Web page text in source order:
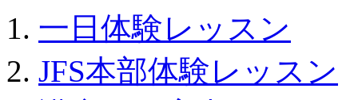
一日体験レッスン
JFS本部体験レッスン